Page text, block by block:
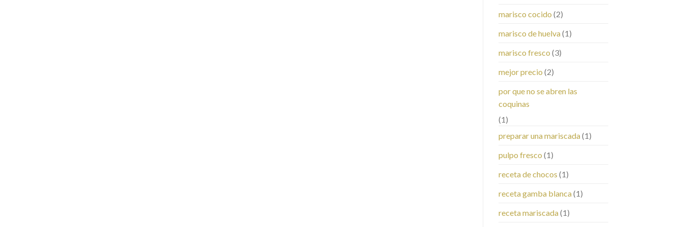
marisco cocido (2)
marisco de huelva(1)
marisco fresco (3)
mejor precio (2)
por que no se abren las
coquinas
(1)
preparar una mariscada(1)
pulpo fresco (1)
receta de chocos (1)
receta gamba blanca(1)
receta mariscada(1)